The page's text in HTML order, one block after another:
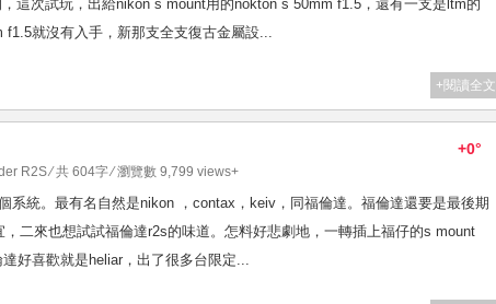
這次試玩，出給nikon s mount用的nokton s 50mm f1.5，還有一支是ltm的
f1.5就沒有入手，新那支全支復古金屬設...
+閱讀全文
+0°
R2S⁄ 共 604字 ⁄ 瀏覽數 9,799 views+
系統。最有名自然是nikon ，contax，keiv，同福倫達。福倫達還要是最後期
二來也想試試福倫達r2s的味道。怎料好悲劇地，一轉插上福仔的s mount
好喜歡就是heliar，出了很多台限定...